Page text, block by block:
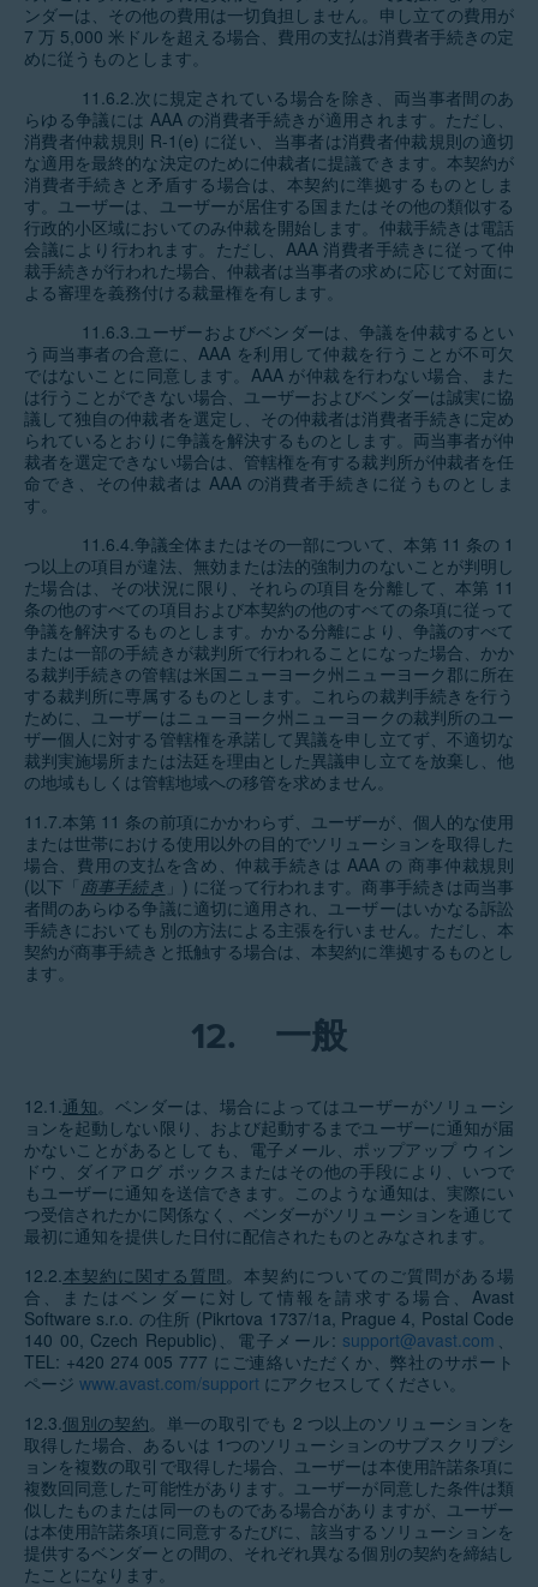
ンダーは、その他の費用は一切負担しません。申し立ての費用が
7 万 5,000 米ドルを超える場合、費用の支払は消費者手続きの定
めに従うものとします。
11.6.2.次に規定されている場合を除き、両当事者間のあ
らゆる争議には AAA の消費者手続きが適用されます。ただし、
消費者仲裁規則 R-1(e) に従い、当事者は消費者仲裁規則の適切
な適用を最終的な決定のために仲裁者に提議できます。本契約が
消費者手続きと矛盾する場合は、本契約に準拠するものとしま
す。ユーザーは、ユーザーが居住する国またはその他の類似する
行政的小区域においてのみ仲裁を開始します。仲裁手続きは電話
会議により行われます。ただし、AAA 消費者手続きに従って仲
裁手続きが行われた場合、仲裁者は当事者の求めに応じて対面に
よる審理を義務付ける裁量権を有します。
11.6.3.ユーザーおよびベンダーは、争議を仲裁するとい
う両当事者の合意に、AAA を利用して仲裁を行うことが不可欠
ではないことに同意します。AAA が仲裁を行わない場合、また
は行うことができない場合、ユーザーおよびベンダーは誠実に協
議して独自の仲裁者を選定し、その仲裁者は消費者手続きに定め
られているとおりに争議を解決するものとします。両当事者が仲
裁者を選定できない場合は、管轄権を有する裁判所が仲裁者を任
命でき、その仲裁者は AAA の消費者手続きに従うものとしま
す。
11.6.4.争議全体またはその一部について、本第 11 条の 1
つ以上の項目が違法、無効または法的強制力のないことが判明し
た場合は、その状況に限り、それらの項目を分離して、本第 11
条の他のすべての項目および本契約の他のすべての条項に従って
争議を解決するものとします。かかる分離により、争議のすべて
または一部の手続きが裁判所で行われることになった場合、かか
る裁判手続きの管轄は米国ニューヨーク州ニューヨーク郡に所在
する裁判所に専属するものとします。これらの裁判手続きを行う
ために、ユーザーはニューヨーク州ニューヨークの裁判所のユー
ザー個人に対する管轄権を承諾して異議を申し立てず、不適切な
裁判実施場所または法廷を理由とした異議申し立てを放棄し、他
の地域もしくは管轄地域への移管を求めません。
11.7.本第 11 条の前項にかかわらず、ユーザーが、個人的な使用
または世帯における使用以外の目的でソリューションを取得した
場合、費用の支払を含め、仲裁手続きは AAA の 商事仲裁規則
(以下「 商事手続き 」) に従って行われます。商事手続きは両当事
者間のあらゆる争議に適切に適用され、ユーザーはいかなる訴訟
手続きにおいても別の方法による主張を行いません。ただし、本
契約が商事手続きと抵触する場合は、本契約に準拠するものとし
ます。
12. 一般
12.1.通知。ベンダーは、場合によってはユーザーがソリューシ
ョンを起動しない限り、および起動するまでユーザーに通知が届
かないことがあるとしても、電子メール、ポップアップ ウィン
ドウ、ダイアログ ボックスまたはその他の手段により、いつで
もユーザーに通知を送信できます。このような通知は、実際にい
つ受信されたかに関係なく、ベンダーがソリューションを通じて
最初に通知を提供した日付に配信されたものとみなされます。
12.2.本契約に関する質問。本契約についてのご質問がある場
合、またはベンダーに対して情報を請求する場合、Avast
Software s.r.o. の住所 (Pikrtova 1737/1a, Prague 4, Postal Code
140 00, Czech Republic)、電子メール: support@avast.com 、
TEL: +420 274 005 777 にご連絡いただくか、弊社のサポート
ページ www.avast.com/support にアクセスしてください。
12.3.個別の契約。単一の取引でも 2 つ以上のソリューションを
取得した場合、あるいは 1つのソリューションのサブスクリプシ
ョンを複数の取引で取得した場合、ユーザーは本使用許諾条項に
複数回同意した可能性があります。ユーザーが同意した条件は類
似したものまたは同一のものである場合がありますが、ユーザー
は本使用許諾条項に同意するたびに、該当するソリューションを
提供するベンダーとの間の、それぞれ異なる個別の契約を締結し
たことになります。